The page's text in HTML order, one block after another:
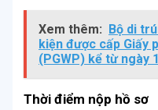
Xem thêm: Bộ di
kiện được cấp Giấy
(PGWP) kể từ ngày
Thời điểm nộp hồ sơ